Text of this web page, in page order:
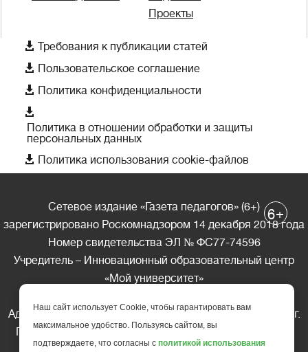
Проекты
 Требования к публикации статей
 Пользовательское соглашение
 Политика конфиденциальности

Политика в отношении обработки и защиты
персональных данных
 Политика использования cookie-файлов
Сетевое издание «Газета педагогов» (6+)
зарегистрировано Роскомнадзором 14 декабря 2018 года
Номер свидетельства ЭЛ № ФС77-74596
Учредитель – Инновационный образовательный центр
«Мой университет»
Адрес редакции: 185035 Россия, Республика Карелия, г.
Петрозаводск, ул. Фридриха Энгельса д.10, офис 211
6+
Наш сайт использует Cookie, чтобы гарантировать вам
максимальное удобство. Пользуясь сайтом, вы
подтверждаете, что согласны с политикой использования